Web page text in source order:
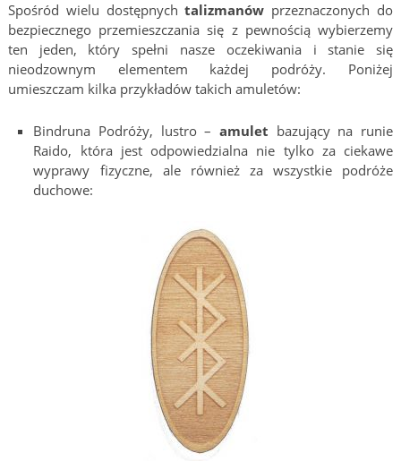
Spośród wielu dostępnychtalizmanów przeznaczonych do
bezpiecznego przemieszczania się z pewnością wybierzemy
ten jeden, który spełni nasze oczekiwania i stanie się
nieodzownym elementem każdej podróży. Poniżej
umieszczam kilka przykładów takich amuletów:
Bindruna Podróży, lustro –amulet bazujący na runie
Raido, która jest odpowiedzialna nie tylko za ciekawe
wyprawy fizyczne, ale również za wszystkie podróże
duchowe: